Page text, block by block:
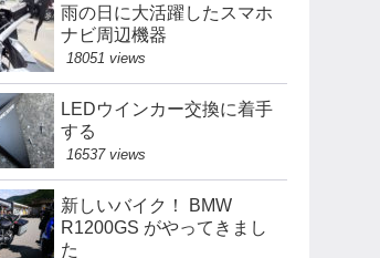
雨の日に大活躍したスマホ
ナビ周辺機器
18051 views
LEDウインカー交換に着手
する
16537 views
新しいバイク！ BMW
R1200GS がやってきまし
た